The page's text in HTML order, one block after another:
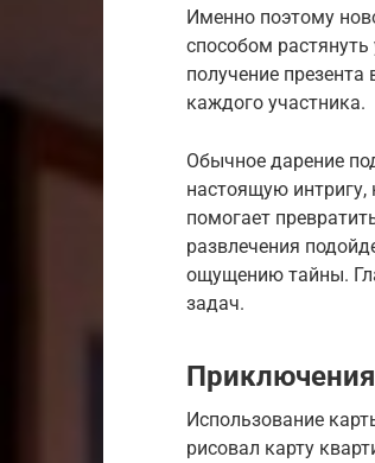
Именно поэтому
способом
получение
каждого участника.
Обычное дарение
настоящую интригу,
помогает
развлечения
ощущению тайны.
задач.
Использование
рисовал карту